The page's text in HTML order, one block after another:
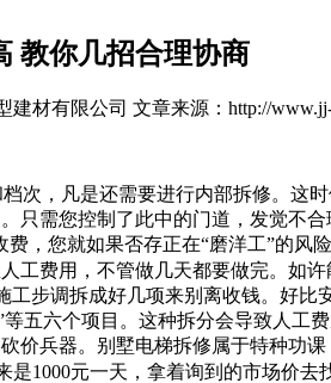
教你几招合理协商
建材有限公司 文章来源：http://
，凡是还需要进行内部拆修。这时
只需您控制了此中的门道，发觉不
费，您就如果否存正在“磨洋工”的
工费用，不管做几天都要做完。如
步调拆成好几项来别离收钱。好
等五六个项目。这种拆分会导致人
价兵器。别墅电梯拆修属于特种功
1000元一天，拿着询到的市场价